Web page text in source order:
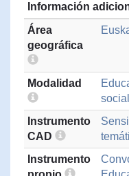
Información
Área
geográfica
Modalidad
social
Instrumento
CAD
Instrumento